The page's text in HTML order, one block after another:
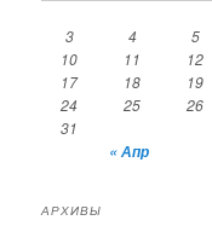
3
4 5
10
11 12
17
18 19
24
25 26
31
« Апр
АРХИВЫ